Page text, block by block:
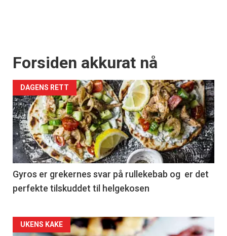
tilsendt.
Registrer deg
Forsiden akkurat nå
DAGENS RETT
Gyros er grekernes svar på rullekebab og er det
perfekte tilskuddet til helgekosen
Forsiden
UKENS KAKE